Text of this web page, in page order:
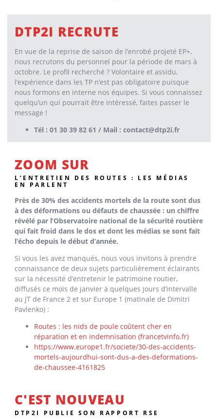
DTP2I RECRUTE
En vue de la reprise de saison de l’enrobé projeté EP+,
nous recrutons du personnel pour la période de mars à
octobre. Le profil recherché ? Volontaire et assidu,
l’expérience dans les TP n’est pas obligatoire puisque
nous formons en interne nos équipes. Si vous connaissez
quelqu’un qui pourrait être intéressé, faites passer le
message !
Tél : 01 30 39 82 61 / Mail : contact@dtp2i.fr
ZOOM SUR
L’ENTRETIEN DES ROUTES : LES MÉDIAS
EN PARLENT
Près de 30% des accidents mortels de la route sont dus
à des déformations ou défauts de chaussée : un chiffre
révélé par l’Observatoire national de la sécurité routière
qui fait froid dans le dos et dont les médias se sont fait
l’écho depuis le début d’année.
Si vous les avez manqués, nous vous invitons à prendre
connaissance de deux sujets particulièrement éclairants
sur la nécessité d’entretenir le patrimoine routier,
diffusés ce mois de janvier à quelques jours d’intervalle
au JT de France 2 et sur Europe 1 (matinale de Dimitri
Pavlenko) :
Routes : les nids de poule coûtent cher en
réparation et en indemnisation (francetvinfo.fr)
https://www.europe1.fr/societe/30-des-accidents-
mortels-aujourdhui-sont-dus-a-des-deformations-
de-chaussee-4161825
C'EST NOUVEAU
DTP2I PUBLIE SON RAPPORT RSE